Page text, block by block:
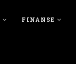
FINANSE